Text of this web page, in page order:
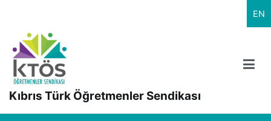
EN
Kıbrıs Türk Öğretmenler Sendikası